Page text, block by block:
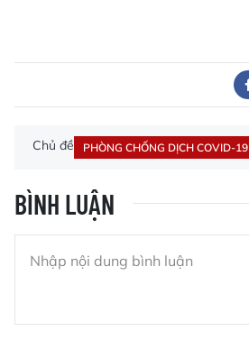
Chủ đề PHÒNG CHỐNG DỊCH COVID-19
BÌNH LUẬN